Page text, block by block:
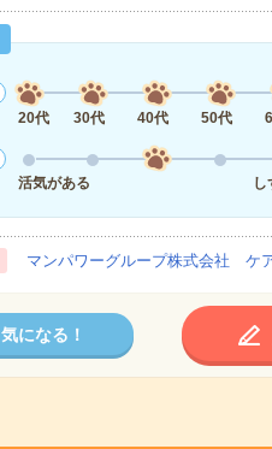
20代
30代 40代 50代
活気がある
し
マンパワーグループ株式会社 ケ
気になる！